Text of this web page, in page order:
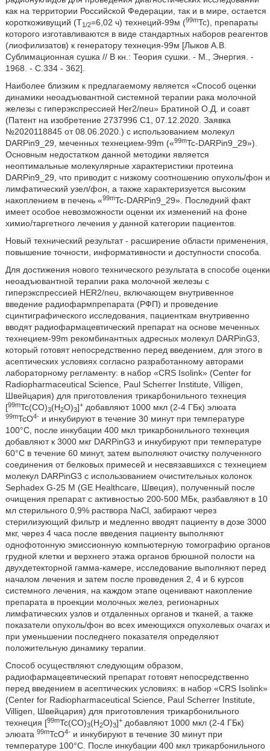
как на территории Российской Федерации, так и в мире, остается
короткоживущий (T1/2=6,02 ч) технеций-99м (99mTc), препараты
которого изготавливаются в виде стандартных наборов реагентов
(лиофилизатов) к генератору технеция-99м [Лыков А.В.
Сублимационная сушка // В кн.: Теория сушки. - М., Энергия. -
1968. - С.334 - 362].
Наиболее близким к предлагаемому является «Способ оценки
динамики неоадъювантной системной терапии рака молочной
железы с гиперэкспрессией Her2/neu» Братиной О.Д. и соавт
(Патент на изобретение 2737996 С1, 07.12.2020. Заявка
№2020118845 от 08.06.2020.) с использованием молекул
DARPin9_29, меченных технецием-99m («99mTc-DARPin9_29»).
Основным недостатком данной методики является
неоптимальные молекулярные характеристики протеина
DARPin9_29, что приводит с низкому соотношению опухоль/фон и
лимфатический узел/фон, а также характеризуется высоким
накоплением в печень «99mTc-DARPin9_29». Последний факт
имеет особое невозможности оценки их изменений на фоне
химио/таргетного лечения у данной категории пациентов.
Новый технический результат - расширение области применения,
повышение точности, информативности и доступности способа.
Для достижения нового технического результата в способе оценки
неоадъювантной терапии рака молочной железы с
гиперэкспрессией HER2/neu, включающем внутривенное
введение радиофармпрепарата (РФП) и проведение
сцинтиграфического исследования, пациенткам внутривенно
вводят радиофармацевтический препарат на основе меченных
технецием-99m рекомбинантных адресных молекул DARPinG3,
который готовят непосредственно перед введением, для этого в
асептических условиях согласно разработанному авторами
лабораторному регламенту: в набор «CRS Isolink» (Center for
Radiopharmaceutical Science, Paul Scherrer Institute, Villigen,
Швейцария) для приготовления трикарбонильного технеция
[99mTc(СО)3(H2O)3]+добавляют 1000 мкл (2-4 ГБк) элюата
99mTcO4-и инкубируют в течение 30 минут при температуре
100°С, после инкубации 400 мкл трикарбонильного технеция
добавляют к 3000 мкг DARPinG3 и инкубируют при температуре
60°С в течение 60 минут, затем выполняют очистку полученного
соединения от белковых примесей и несвязавшихся с технецием
молекул DARPinG3 с использованием очистительных колонок
Sephadex G-25 М (GE Healthcare, Швеция), полученный после
очищения препарат с активностью 200-500 МБк, разбавляют в 10
мл стерильного 0,9% раствора NaCl, забирают через
стерилизующий фильтр и медленно вводят пациенту в дозе 3000
мкг, через 4 часа после введения пациенту выполняют
однофотонную эмиссионную компьютерную томографию органов
грудной клетки и верхнего этажа органов брюшной полости на
двухдетекторной гамма-камере, исследование выполняют перед
началом лечения и затем после проведения 2, 4 и 6 курсов
системного лечения, на каждом этапе оценивают накопление
препарата в проекции молочных желез, регионарных
лимфатических узлов и отдаленных органов и тканей, а также
показатели опухоль/фон во всех имеющихся опухолевых очагах и
при уменьшении последнего показателя определяют
положительную динамику терапии.
Способ осуществляют следующим образом,
радиофармацевтический препарат готовят непосредственно
перед введением в асептических условиях: в набор «CRS Isolink»
(Center for Radiopharmaceutical Science, Paul Scherrer Institute,
Villigen, Швейцария) для приготовления трикарбонильного
технеция [99mTc(СО)3(H2O)3]+добавляют 1000 мкл (2-4 ГБк)
элюата 99mTcO4-и инкубируют в течение 30 минут при
температуре 100°С. После инкубации 400 мкл трикарбонильного